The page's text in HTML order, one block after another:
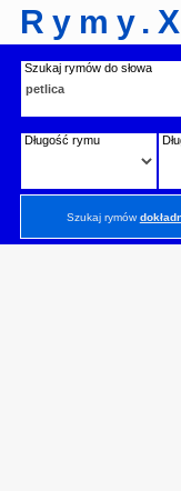
Szukaj rymów do słowa
Długość rymu
Szukaj rymów